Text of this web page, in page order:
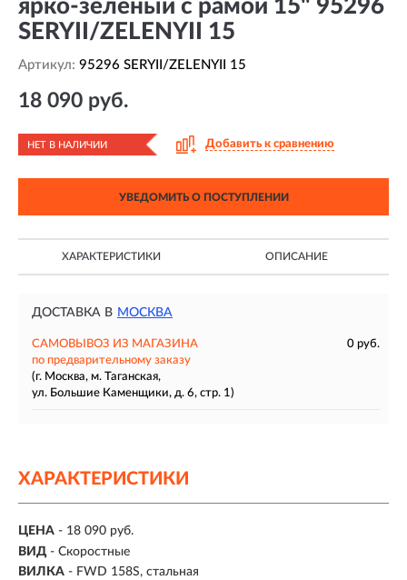
ярко-зеленый с рамой 15" 95296
SERYII/ZELENYII 15
Артикул: 95296 SERYII/ZELENYII 15
18 090 руб.
НЕТ В НАЛИЧИИ Добавить к сравнению
УВЕДОМИТЬ О ПОСТУПЛЕНИИ
ХАРАКТЕРИСТИКИ ОПИСАНИЕ
ДОСТАВКА В МОСКВА
САМОВЫВОЗ ИЗ МАГАЗИНА
0 руб.
по предварительному заказу
(г. Москва, м. Таганская,
ул. Большие Каменщики, д. 6, стр. 1)
ХАРАКТЕРИСТИКИ
ЦЕНА - 18 090 руб.
ВИД - Скоростные
ВИЛКА - FWD 158S, стальная